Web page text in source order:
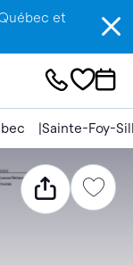
et
Sainte-Foy-